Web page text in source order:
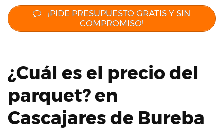
¡PIDE PRESUPUESTO GRATIS Y SIN
COMPROMISO!
¿Cuál es el precio del
parquet? en
Cascajares de Bureba